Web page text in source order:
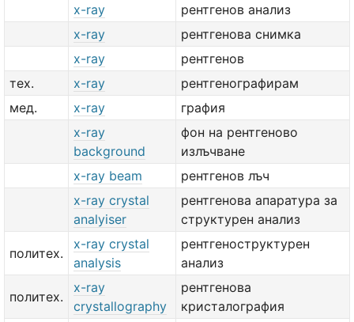
x-ray
рентгенов анализ
x-ray
рентгенова снимка
x-ray
рентгенов
тех.
x-ray
рентгенографирам
мед.
x-ray
графия
x-ray
background
фон на рентгеново
излъчване
x-ray beam
рентгенов лъч
x-ray crystal
analyiser
рентгенова апаратура за
структурен анализ
политех.
x-ray crystal
analysis
рентгеноструктурен
анализ
политех.
x-ray
crystallography
рентгенова
кристалография